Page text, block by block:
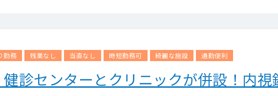
勤務 残業なし 当直なし 時短勤務可 綺麗な施設 通勤便利
健診センターとクリニックが併設！内